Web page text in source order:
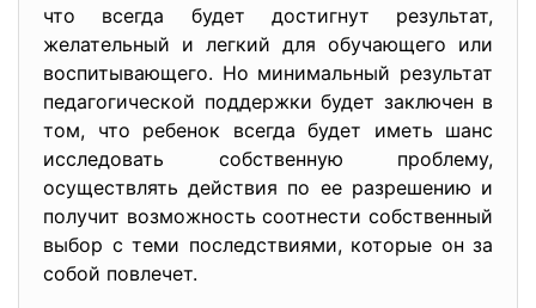
что всегда будет достигнут результат,
желательный и легкий для обучающего или
воспитывающего. Но минимальный результат
педагогической поддержки будет заключен в
том, что ребенок всегда будет иметь шанс
исследовать собственную проблему,
осуществлять действия по ее разрешению и
получит возможность соотнести собственный
выбор с теми последствиями, которые он за
собой повлечет.